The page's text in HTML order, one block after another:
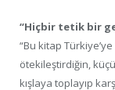
“Hiçbir tetik bir
“Bu kitap
ötekileştirdiğin,
kışlaya toplayıp